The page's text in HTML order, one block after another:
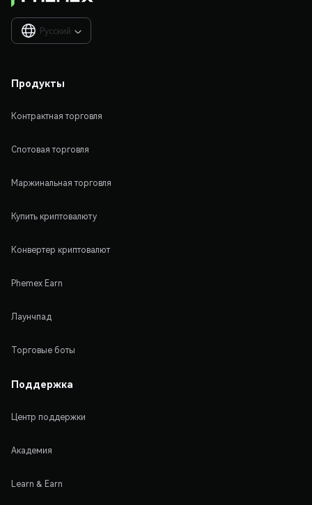
Русский 
Продукты
Контрактная торговля
Спотовая торговля
Маржинальная торговля
Купить криптовалюту
Конвертер криптовалют
Phemex Earn
Лаунчпад
Торговые боты
Поддержка
Центр поддержки
Академия
Learn & Earn